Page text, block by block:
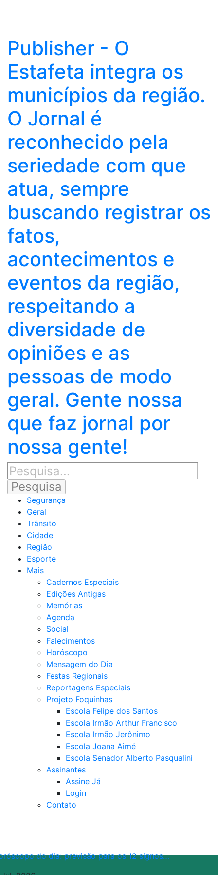
Publisher - O
Estafeta integra os
municípios da região.
O Jornal é
reconhecido pela
seriedade com que
atua, sempre
buscando registrar os
fatos,
acontecimentos e
eventos da região,
respeitando a
diversidade de
opiniões e as
pessoas de modo
geral. Gente nossa
que faz jornal por
nossa gente!
Segurança
Geral
Trânsito
Cidade
Região
Esporte
Mais
Cadernos Especiais
Edições Antigas
Memórias
Agenda
Social
Falecimentos
Horóscopo
Mensagem do Dia
Festas Regionais
Reportagens Especiais
Projeto Foquinhas
Escola Felipe dos Santos
Escola Irmão Arthur Francisco
Escola Irmão Jerônimo
Escola Joana Aimé
Escola Senador Alberto Pasqualini
Assinantes
Assine Já
Login
Contato
do dia: previsão para os 12 signos…